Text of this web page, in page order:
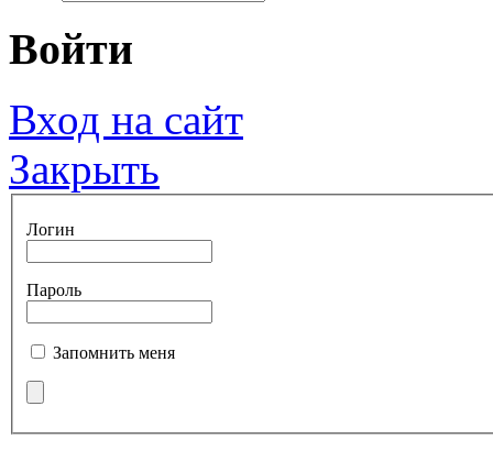
Войти
Вход на сайт
Закрыть
Логин
Пароль
Запомнить меня